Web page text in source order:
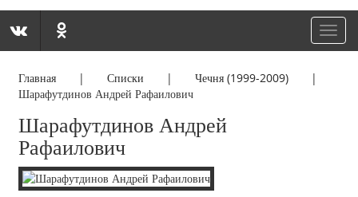
Главная |Списки | Чечня (1999-2009)|
Шарафутдинов Андрей Рафаилович
Шарафутдинов Андрей
Рафаилович